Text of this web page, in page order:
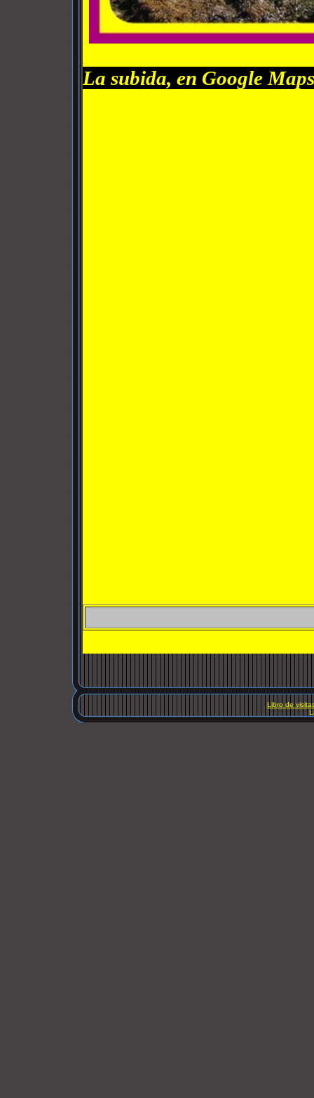
La subida, en Google
Libro de